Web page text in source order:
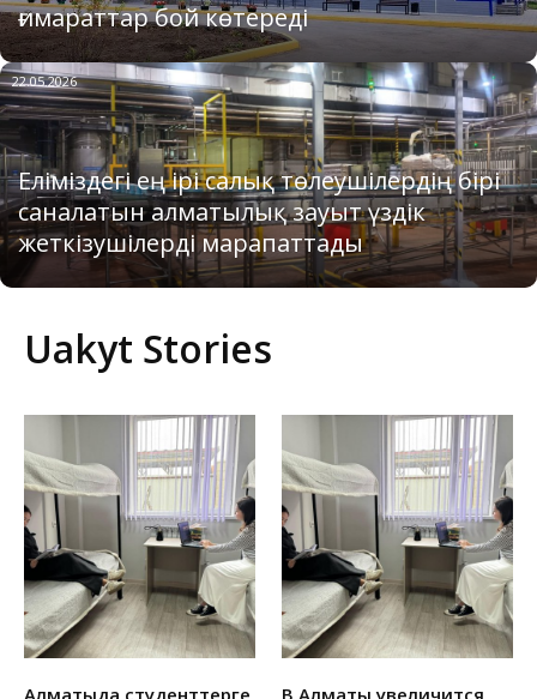
ғимараттар бой көтереді
Еліміздегі ең ірі салық төлеушілердің бірі
саналатын алматылық зауыт үздік
жеткізушілерді марапаттады
22.05.2026
Uakyt Stories